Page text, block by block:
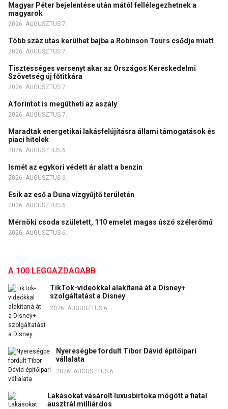
Magyar Péter bejelentése után mától fellélegezhetnek a
magyarok
2026. AUGUSZTUS 7.
Több száz utas kerülhet bajba a Robinson Tours csődje miatt
2026. AUGUSZTUS 7.
Tisztességes versenyt akar az Országos Kereskedelmi
Szövetség új főtitkára
2026. AUGUSZTUS 7.
A forintot is megütheti az aszály
2026. AUGUSZTUS 7.
Maradtak energetikai lakásfelújításra állami támogatások és
piaci hitelek
2026. AUGUSZTUS 6.
Ismét az egykori védett ár alatt a benzin
2026. AUGUSZTUS 6.
Esik az eső a Duna vízgyűjtő területén
2026. AUGUSZTUS 6.
Mérnöki csoda született, 110 emelet magas úszó szélerőmű
2026. AUGUSZTUS 6.
A 100 LEGGAZDAGABB
TikTok-videókkal alakítaná át a Disney+
szolgáltatást a Disney
2026. AUGUSZTUS 6.
Nyereségbe fordult Tibor Dávid építőipari
vállalata
2026. AUGUSZTUS 6.
Lakásokat vásárolt luxusbirtoka mögött a fiatal
ausztrál milliárdos